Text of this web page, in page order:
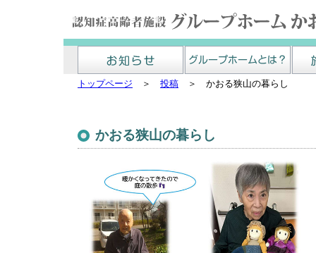
トップページ ＞ 投稿 ＞ かおる狭山の暮らし
かおる狭山の暮らし